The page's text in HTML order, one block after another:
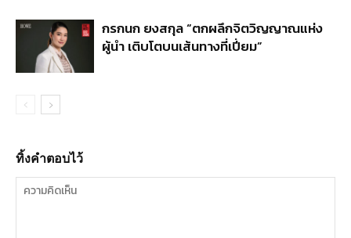
กรกนก ยงสกุล “ตกผลึกจิตวิญญาณแห่ง
ผู้นำ เติบโตบนเส้นทางที่เปี่ยม”
ทิ้งคำตอบไว้